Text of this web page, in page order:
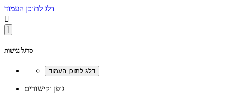
דלג לתוכן העמוד

סרגל נגישות
גופן וקישורים